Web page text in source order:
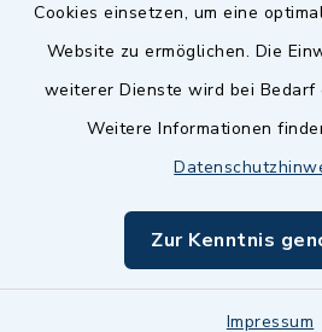
Cookies einsetzen, um eine
Website zu ermöglichen. Die
weiterer Dienste wird bei Bedarf
Weitere Informationen
Zur Kenntnis
Impressum
Sitemap